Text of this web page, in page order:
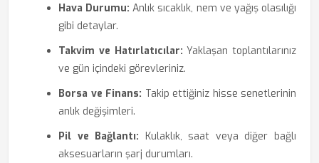
Hava Durumu: Anlık sıcaklık, nem ve yağış olasılığı
gibi detaylar.
Takvim ve Hatırlatıcılar: Yaklaşan toplantılarınız
ve gün içindeki görevleriniz.
Borsa ve Finans: Takip ettiğiniz hisse senetlerinin
anlık değişimleri.
Pil ve Bağlantı: Kulaklık, saat veya diğer bağlı
aksesuarların şarj durumları.